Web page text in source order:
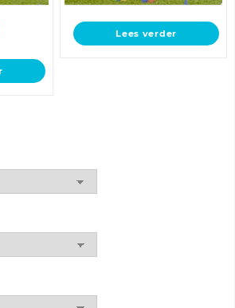
Lees verder